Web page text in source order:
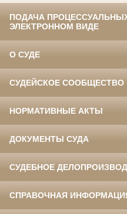
ПОДАЧА
ЭЛЕКТРОННОМ ВИДЕ
О СУДЕ
СУДЕЙСКОЕ СООБЩЕСТВО
НОРМАТИВНЫЕ АКТЫ
ДОКУМЕНТЫ СУДА
СУДЕБНОЕ
СПРАВОЧНАЯ